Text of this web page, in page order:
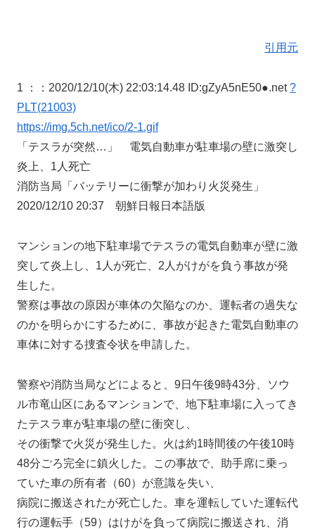
引用元
1 ： ：2020/12/10(木) 22:03:14.48 ID:gZyA5nE50●.net?
PLT(21003)
https://img.5ch.net/ico/2-1.gif
「テスラが突然…」 電気自動車が駐車場の壁に激突し
炎上、1人死亡
消防当局「バッテリーに衝撃が加わり火災発生」
2020/12/10 20:37 朝鮮日報日本語版
マンションの地下駐車場でテスラの電気自動車が壁に激
突して炎上し、1人が死亡、2人がけがを負う事故が発
生した。
警察は事故の原因が車体の欠陥なのか、運転者の過失な
のかを明らかにするために、事故が起きた電気自動車の
車体に対する捜査令状を申請した。
警察や消防当局などによると、9日午後9時43分、ソウ
ル市竜山区にあるマンションで、地下駐車場に入ってき
たテスラ車が駐車場の壁に衝突し、
その衝撃で火災が発生した。火は約1時間後の午後10時
48分ごろ完全に鎮火した。この事故で、助手席に乗っ
ていた車の所有者（60）が意識を失い、
病院に搬送されたが死亡した。車を運転していた運転代
行の運転手（59）はけがを負って病院に搬送され、消